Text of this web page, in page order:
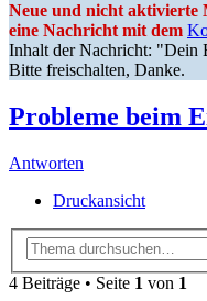
Neue und nicht aktivierte
eine Nachricht mit dem
Inhalt der Nachricht: "Dein
Bitte freischalten, Danke.
Probleme beim
Antworten
Druckansicht
4 Beiträge • Seite 1 von 1